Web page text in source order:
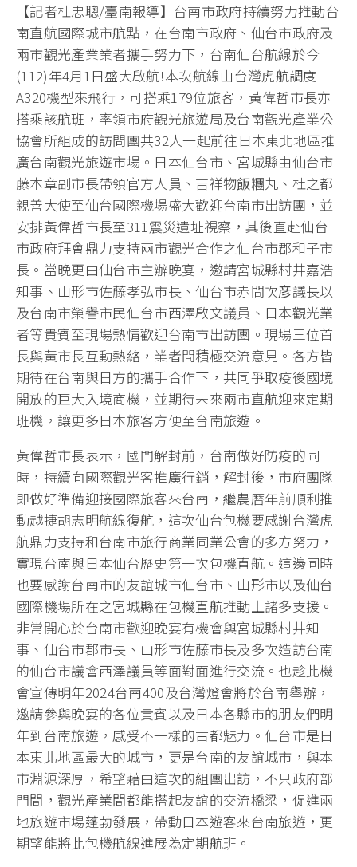
【記者杜忠聰/臺南報導】台南市政府持續努力推動台
南直航國際城市航點，在台南市政府、仙台市政府及
兩市觀光產業業者攜手努力下，台南仙台航線於今
(112)年4月1日盛大啟航!本次航線由台灣虎航調度
A320機型來飛行，可搭乘179位旅客，黃偉哲市長亦
搭乘該航班，率領市府觀光旅遊局及台南觀光產業公
協會所組成的訪問團共32人一起前往日本東北地區推
廣台南觀光旅遊市場。日本仙台市、宮城縣由仙台市
藤本章副市長帶領官方人員、吉祥物飯糰丸、杜之都
親善大使至仙台國際機場盛大歡迎台南市出訪團，並
安排黃偉哲市長至311震災遺址視察，其後直赴仙台
市政府拜會鼎力支持兩市觀光合作之仙台市郡和子市
長。當晚更由仙台市主辦晚宴，邀請宮城縣村井嘉浩
知事、山形市佐藤孝弘市長、仙台市赤間次彦議長以
及台南市榮譽市民仙台市西澤啟文議員、日本觀光業
者等貴賓至現場熱情歡迎台南市出訪團。現場三位首
長與黃市長互動熱絡，業者間積極交流意見。各方皆
期待在台南與日方的攜手合作下，共同爭取疫後國境
開放的巨大入境商機，並期待未來兩市直航迎來定期
班機，讓更多日本旅客方便至台南旅遊。
黃偉哲市長表示，國門解封前，台南做好防疫的同
時，持續向國際觀光客推廣行銷，解封後，市府團隊
即做好準備迎接國際旅客來台南，繼農曆年前順利推
動越捷胡志明航線復航，這次仙台包機要感謝台灣虎
航鼎力支持和台南市旅行商業同業公會的多方努力，
實現台南與日本仙台歷史第一次包機直航。這邊同時
也要感謝台南市的友誼城市仙台市、山形市以及仙台
國際機場所在之宮城縣在包機直航推動上諸多支援。
非常開心於台南市歡迎晚宴有機會與宮城縣村井知
事、仙台市郡市長、山形市佐藤市長及多次造訪台南
的仙台市議會西澤議員等面對面進行交流。也趁此機
會宣傳明年2024台南400及台灣燈會將於台南舉辦，
邀請參與晚宴的各位貴賓以及日本各縣市的朋友們明
年到台南旅遊，感受不一樣的古都魅力。仙台市是日
本東北地區最大的城市，更是台南的友誼城市，與本
市淵源深厚，希望藉由這次的組團出訪，不只政府部
門間，觀光產業間都能搭起友誼的交流橋梁，促進兩
地旅遊市場蓬勃發展，帶動日本遊客來台南旅遊，更
期望能將此包機航線進展為定期航班。